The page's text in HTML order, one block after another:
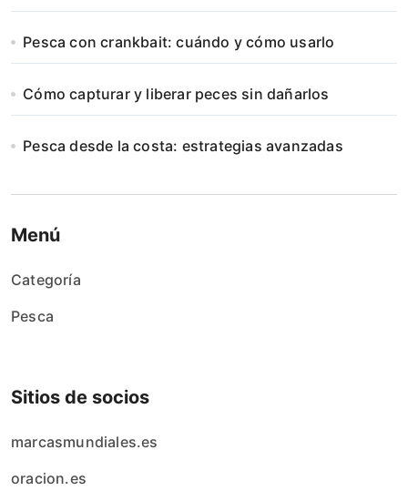
Pesca con crankbait: cuándo y cómo usarlo
Cómo capturar y liberar peces sin dañarlos
Pesca desde la costa: estrategias avanzadas
Menú
Categoría
Pesca
Sitios de socios
marcasmundiales.es
oracion.es